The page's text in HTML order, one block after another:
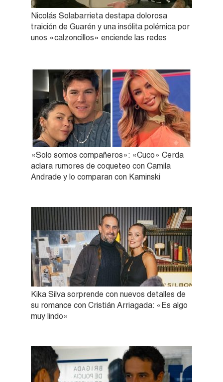
Nicolás Solabarrieta destapa dolorosa
traición de Guarén y una insólita polémica por
unos «calzoncillos» enciende las redes
«Solo somos compañeros»: «Cuco» Cerda
aclara rumores de coqueteo con Camila
Andrade y lo comparan con Kaminski
Kika Silva sorprende con nuevos detalles de
su romance con Cristián Arriagada: «Es algo
muy lindo»